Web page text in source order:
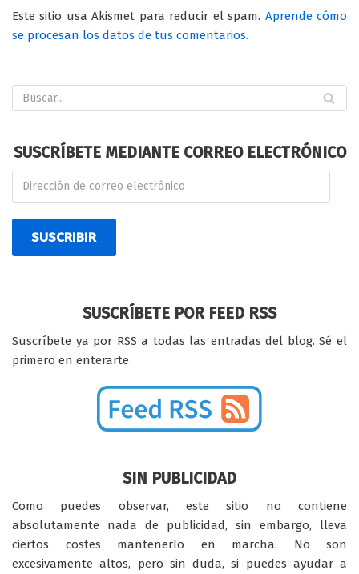
Este sitio usa Akismet para reducir el spam. Aprende cómo
se procesan los datos de tus comentarios.
SUSCRÍBETE MEDIANTE CORREO ELECTRÓNICO
SUSCRIBIR
SUSCRÍBETE POR FEED RSS
Suscríbete ya por RSS a todas las entradas del blog. Sé el
primero en enterarte
SIN PUBLICIDAD
Como puedes observar, este sitio no contiene
absolutamente nada de publicidad, sin embargo, lleva
ciertos costes mantenerlo en marcha. No son
excesivamente altos, pero sin duda, si puedes ayudar a